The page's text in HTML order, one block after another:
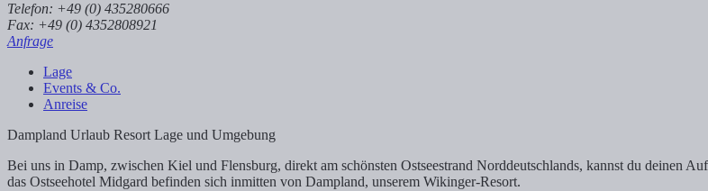
Telefon: +49 (0) 435280666
Fax: +49 (0) 4352808921
Anfrage
Lage
Events & Co.
Anreise
Dampland Urlaub Resort Lage und Umgebung
Bei uns in Damp, zwischen Kiel und Flensburg, direkt am schönsten Ostseestrand Norddeutschlands, kannst du deinen
das Ostseehotel Midgard befinden sich inmitten von Dampland, unserem Wikinger-Resort.